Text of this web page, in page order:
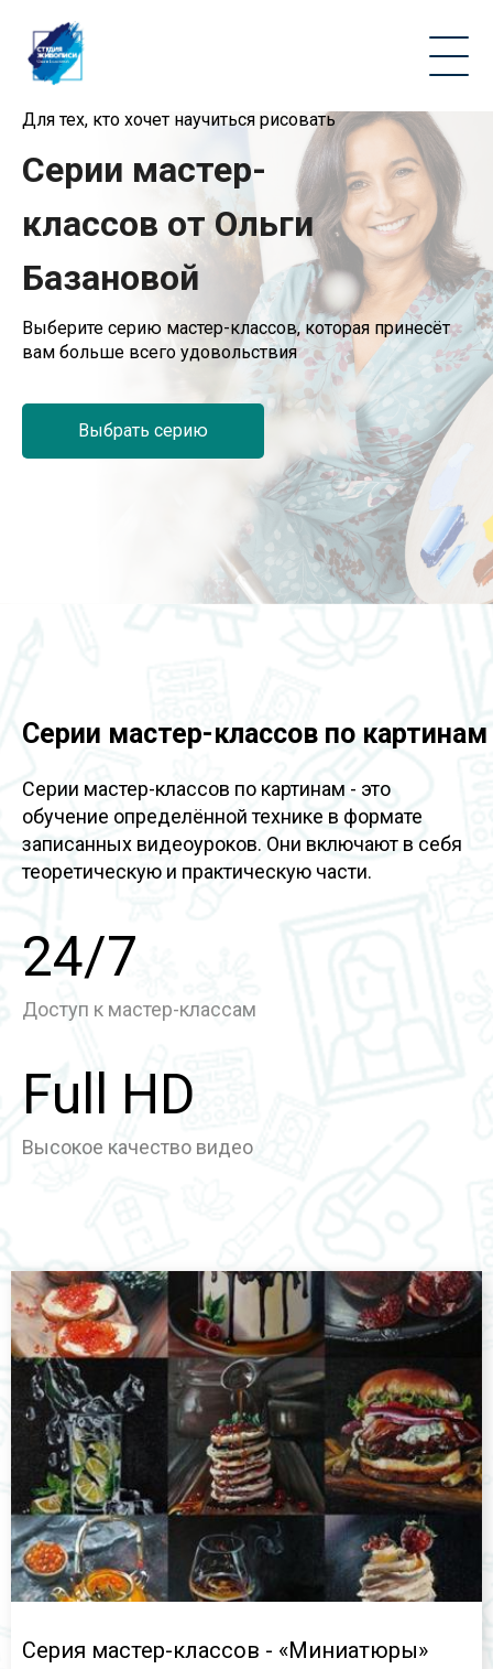
Для тех, кто хочет научиться рисовать
Серии мастер-
классов от Ольги
Базановой
Выберите серию мастер-классов, которая принесёт
вам больше всего удовольствия
Выбрать серию
Серии мастер-классов по картинам
Серии мастер-классов по картинам - это
обучение определённой технике в формате
записанных видеоуроков. Они включают в себя
теоретическую и практическую части.
24/7
Доступ к мастер-классам
Full HD
Высокое качество видео
Серия мастер-классов - «Миниатюры»